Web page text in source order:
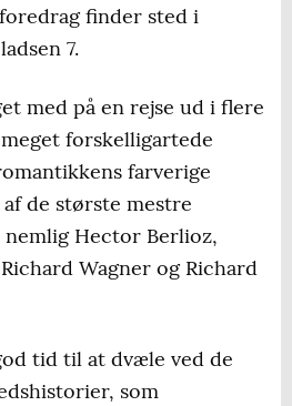
finder sted i
7.
med på en rejse ud i flere
forskelligartede
farverige
de største mestre
Hector Berlioz,
Wagner og Richard
tid til at dvæle ved de
som